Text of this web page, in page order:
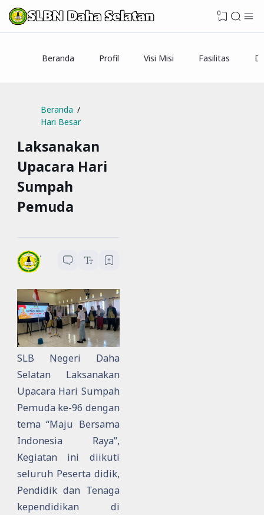
0
Beranda Profil Visi Misi Fasilitas
Beranda
Hari Besar
Laksanakan
Upacara Hari
Sumpah
Pemuda
SLBN Daha Selatan
menit baca
SLB Negeri Daha
Selatan Laksanakan
Upacara Hari Sumpah
Pemuda ke-96 dengan
tema “Maju Bersama
Indonesia Raya”,
Kegiatan ini diikuti
seluruh Peserta didik,
Pendidik dan Tenaga
kependidikan di